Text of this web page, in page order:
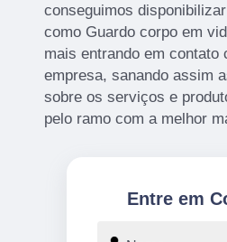
conseguimos
como Guardo corpo em
mais entrando em contato
empresa, sanando assim
sobre os serviços e
pelo ramo com a melhor
Entre em